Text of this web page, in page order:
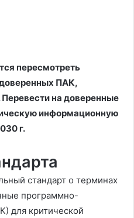
пересмотреть
ПАК,
на доверенные
информационную
г.
стандарт о терминах
программно-
для критической